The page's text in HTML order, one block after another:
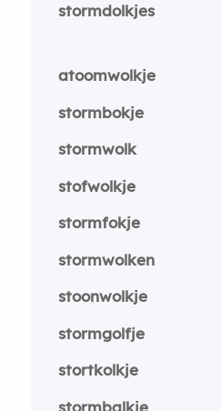
stormdolkjes
atoomwolkje
stormbokje
stormwolk
stofwolkje
stormfokje
stormwolken
stoonwolkje
stormgolfje
stortkolkje
stormbalkje